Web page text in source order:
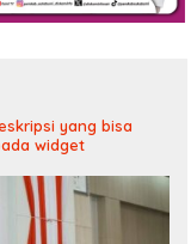
yang bisa
widget